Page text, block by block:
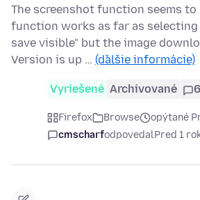
The screenshot function seems to
function works as far as selecting
save visible" but the image
Version is up … (ďalšie informácie)
Vyriešené Archivované 6
Firefox Browse
opýtané
cmscharfodpovedalPred 1